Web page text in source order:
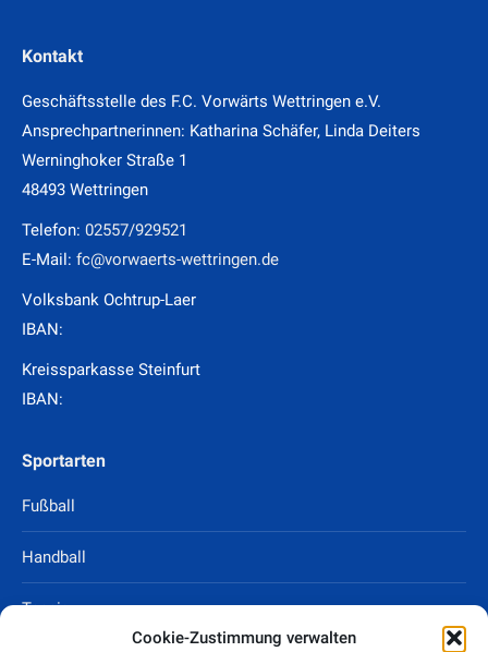
Cookie-Zustimmung verwalten
Kontakt
Geschäftsstelle des F.C. Vorwärts Wettringen e.V.
Ansprechpartnerinnen: Katharina Schäfer, Linda Deiters
Werninghoker Straße 1
48493 Wettringen
Telefon: 02557/929521
E-Mail: fc@vorwaerts-wettringen.de
Volksbank Ochtrup-Laer
IBAN:
Kreissparkasse Steinfurt
IBAN:
Sportarten
Fußball
Handball
Tennis